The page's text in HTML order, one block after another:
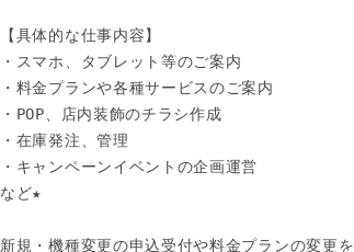
【具体的な仕事内容】
・スマホ、タブレット等のご案内
・料金プランや各種サービスのご案内
・POP、店内装飾のチラシ作成
・在庫発注、管理
・キャンペーンイベントの企画運営
など★
新規・機種変更の申込受付や料金プランの変更を